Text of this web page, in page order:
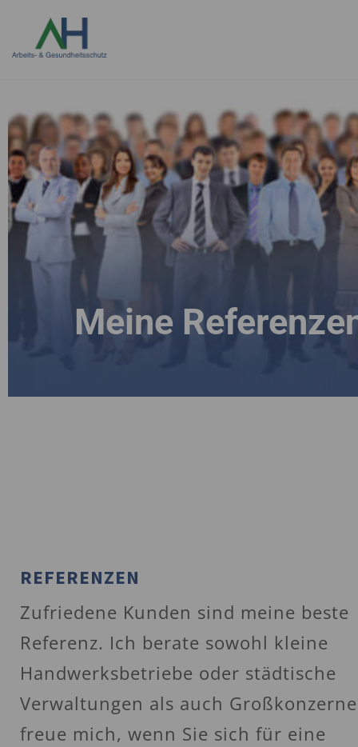
Meine
REFERENZEN
Zufriedene Kunden sind meine beste
Referenz. Ich berate sowohl kleine
Handwerksbetriebe oder städtische
Verwaltungen als auch
freue mich, wenn Sie sich für eine